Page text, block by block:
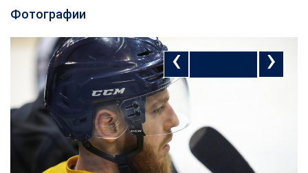
Фотографии
‹ ›